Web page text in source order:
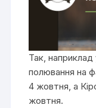
Так, наприклад
полювання на
4 жовтня, а
жовтня.